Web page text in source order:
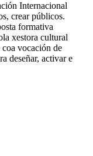
Internacional
crear públicos.
formativa
xestora cultural
vocación de
deseñar, activar e